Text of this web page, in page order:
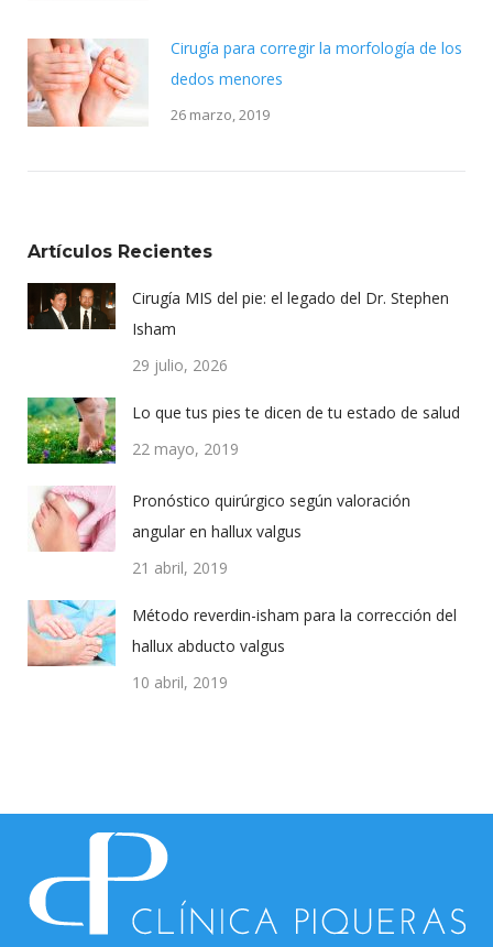
Cirugía para corregir la morfología de los
dedos menores
26 marzo, 2019
Artículos Recientes
Cirugía MIS del pie: el legado del Dr. Stephen
Isham
29 julio, 2026
Lo que tus pies te dicen de tu estado de salud
22 mayo, 2019
Pronóstico quirúrgico según valoración
angular en hallux valgus
21 abril, 2019
Método reverdin-isham para la corrección del
hallux abducto valgus
10 abril, 2019